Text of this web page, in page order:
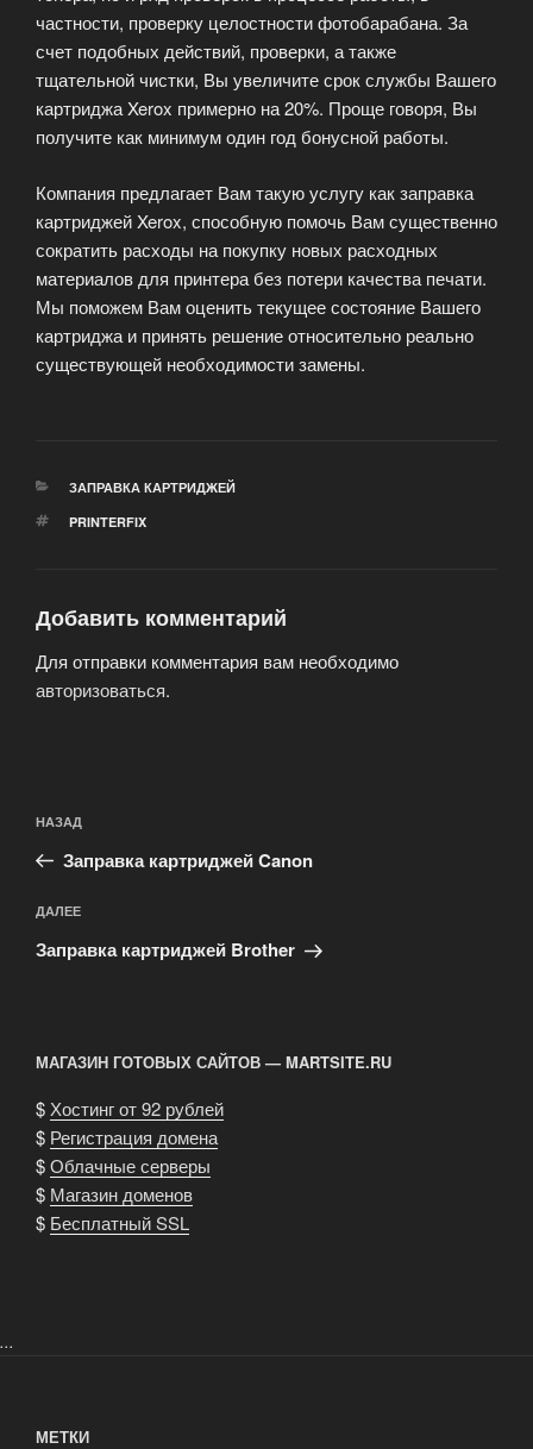
частности, проверку целостности фотобарабана. За
счет подобных действий, проверки, а также
тщательной чистки, Вы увеличите срок службы Вашего
картриджа Xerox примерно на 20%. Проще говоря, Вы
получите как минимум один год бонусной работы.
Компания предлагает Вам такую услугу как заправка
картриджей Xerox, способную помочь Вам существенно
сократить расходы на покупку новых расходных
материалов для принтера без потери качества печати.
Мы поможем Вам оценить текущее состояние Вашего
картриджа и принять решение относительно реально
существующей необходимости замены.
РУБРИКИ
ЗАПРАВКА КАРТРИДЖЕЙ
МЕТКИ
PRINTERFIX
Добавить комментарий
Для отправки комментария вам необходимо
авторизоваться.
по
записям
Предыдущая
запись:
НАЗАД
Заправка картриджей Canon
Следующая
запись
ДАЛЕЕ
Заправка картриджей Brother
МАГАЗИН ГОТОВЫХ САЙТОВ — MARTSITE.RU
$ Хостинг от 92 рублей
$ Регистрация домена
$Облачные серверы
$ Магазин доменов
$ Бесплатный SSL
...
МЕТКИ